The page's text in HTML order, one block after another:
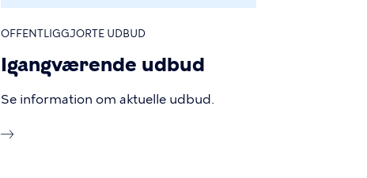
OFFENTLIGGJORTE UDBUD
Igangværende udbud
Se information om aktuelle udbud.